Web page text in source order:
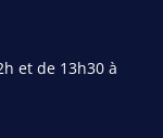
et de 13h30 à